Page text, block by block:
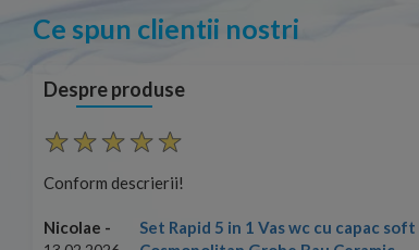
Ce spun clientii nostri
Despre produse
Conform descrierii!
Nicolae -
Set Rapid 5 in 1 Vas wc cu capac